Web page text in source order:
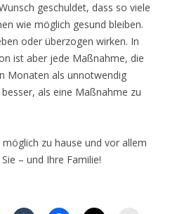
geschuldet, dass so viele
wie möglich gesund bleiben.
oder überzogen wirken. In
ist aber jede Maßnahme, die
Monaten als unnotwendig
als eine Maßnahme zu
zu hause und vor allem
– und Ihre Familie!